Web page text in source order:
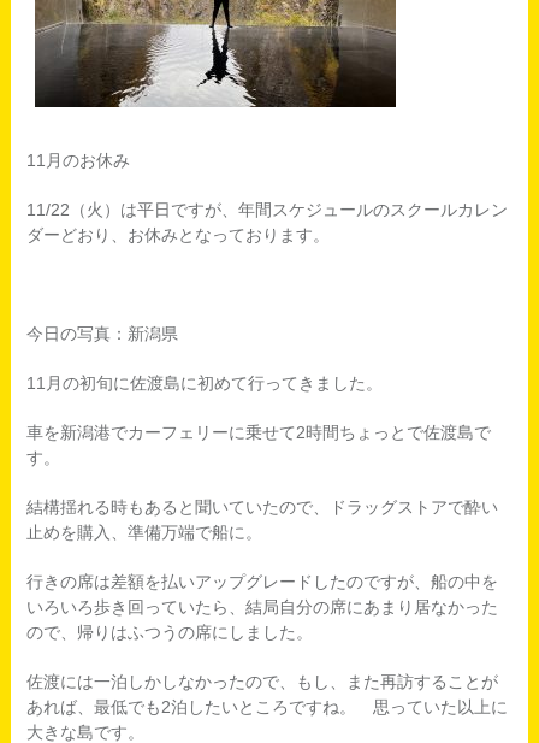
11月のお休み
11/22（火）は平日ですが、年間スケジュールのスクールカレン
ダーどおり、お休みとなっております。
今日の写真：新潟県
11月の初旬に佐渡島に初めて行ってきました。
車を新潟港でカーフェリーに乗せて2時間ちょっとで佐渡島で
す。
結構揺れる時もあると聞いていたので、ドラッグストアで酔い
止めを購入、準備万端で船に。
行きの席は差額を払いアップグレードしたのですが、船の中を
いろいろ歩き回っていたら、結局自分の席にあまり居なかった
ので、帰りはふつうの席にしました。
佐渡には一泊しかしなかったので、もし、また再訪することが
あれば、最低でも2泊したいところですね。 思っていた以上に
大きな島です。